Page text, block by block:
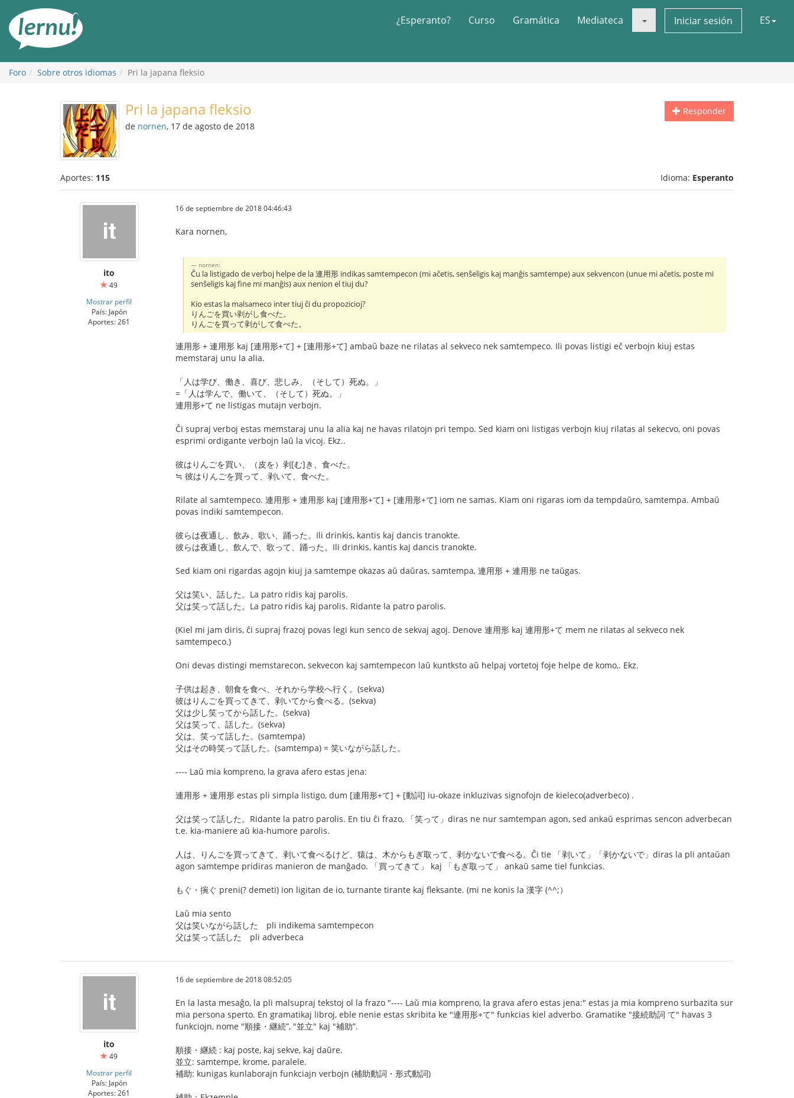
¿Esperanto? Curso Gramática Mediateca Iniciar sesión ES
Foro Sobre otros idiomas Pri la japana fleksio
Responder
Pri la japana fleksio
de nornen, 17 de agosto de 2018
Aportes: 115 Idioma: Esperanto
ito
49
Mostrar perfil
País: Japón
Aportes: 261
16 de septiembre de 2018 04:46:43
Kara nornen,
nornen:
Ĉu la listigado de verboj helpe de la 連用形 indikas samtempecon (mi aĉetis, senŝeligis kaj manĝis samtempe) aux sekvencon (unue mi aĉetis, poste mi
senŝeligis kaj fine mi manĝis) aux nenion el tiuj du?
Kio estas la malsameco inter tiuj ĉi du propozicioj?
りんごを買い剥がし食べた。
りんごを買って剥がして食べた。
連用形 + 連用形 kaj [連用形+て] + [連用形+て] ambaŭ baze ne rilatas al sekveco nek samtempeco. Ili povas listigi eĉ verbojn kiuj estas
memstaraj unu la alia.
「人は学び、働き、喜び、悲しみ、（そして）死ぬ。」
=「人は学んで、働いて、（そして）死ぬ。」
連用形+て ne listigas mutajn verbojn.
Ĉi supraj verboj estas memstaraj unu la alia kaj ne havas rilatojn pri tempo. Sed kiam oni listigas verbojn kiuj rilatas al sekecvo, oni povas
esprimi ordigante verbojn laŭ la vicoj. Ekz..
彼はりんごを買い、（皮を）剥[む]き、食べた。
≒ 彼はりんごを買って、剥いて、食べた。
Rilate al samtempeco. 連用形 + 連用形 kaj [連用形+て] + [連用形+て] iom ne samas. Kiam oni rigaras iom da tempdaŭro, samtempa. Ambaŭ
povas indiki samtempecon.
彼らは夜通し、飲み、歌い、踊った。Ili drinkis, kantis kaj dancis tranokte.
彼らは夜通し、飲んで、歌って、踊った。Ili drinkis, kantis kaj dancis tranokte.
Sed kiam oni rigardas agojn kiuj ja samtempe okazas aŭ daŭras, samtempa, 連用形 + 連用形 ne taŭgas.
父は笑い、話した。La patro ridis kaj parolis.
父は笑って話した。La patro ridis kaj parolis. Ridante la patro parolis.
(Kiel mi jam diris, ĉi supraj frazoj povas legi kun senco de sekvaj agoj. Denove 連用形 kaj 連用形+て mem ne rilatas al sekveco nek
samtempeco.)
Oni devas distingi memstarecon, sekvecon kaj samtempecon laŭ kuntksto aŭ helpaj vortetoj foje helpe de komo,. Ekz.
子供は起き、朝食を食べ、それから学校へ行く。(sekva)
彼はりんごを買ってきて、剥いてから食べる。(sekva)
父は少し笑ってから話した。(sekva)
父は笑って、話した。(sekva)
父は、笑って話した。(samtempa)
父はその時笑って話した。(samtempa) = 笑いながら話した。
---- Laŭ mia kompreno, la grava afero estas jena:
連用形 + 連用形 estas pli simpla listigo, dum [連用形+て] + [動詞] iu-okaze inkluzivas signofojn de kieleco(adverbeco) .
父は笑って話した。Ridante la patro parolis. En tiu ĉi frazo, 「笑って」diras ne nur samtempan agon, sed ankaŭ esprimas sencon adverbecan
t.e. kia-maniere aŭ kia-humore parolis.
人は、りんごを買ってきて、剥いて食べるけど、猿は、木からもぎ取って、剥かないで食べる。Ĉi tie 「剥いて」「剥かないで」diras la pli antaŭan
agon samtempe pridiras manieron de manĝado. 「買ってきて」 kaj 「もぎ取って」 ankaŭ same tiel funkcias.
もぐ・捥ぐ preni(? demeti) ion ligitan de io, turnante tirante kaj fleksante. (mi ne konis la 漢字 (^^;）
Laŭ mia sento
父は笑いながら話した pli indikema samtempecon
父は笑って話した pli adverbeca
ito
49
Mostrar perfil
País: Japón
Aportes: 261
16 de septiembre de 2018 08:52:05
En la lasta mesaĝo, la pli malsupraj tekstoj ol la frazo "---- Laŭ mia kompreno, la grava afero estas jena:" estas ja mia kompreno surbazita sur
mia persona sperto. En gramatikaj libroj, eble nenie estas skribita ke "連用形+て" funkcias kiel adverbo. Gramatike "接続助詞 て" havas 3
funkciojn, nome "順接・継続”, "並立" kaj "補助”.
順接・継続 : kaj poste, kaj sekve, kaj daŭre.
並立: samtempe, krome, paralele.
補助: kunigas kunlaborajn funkciajn verbojn (補助動詞・形式動詞)